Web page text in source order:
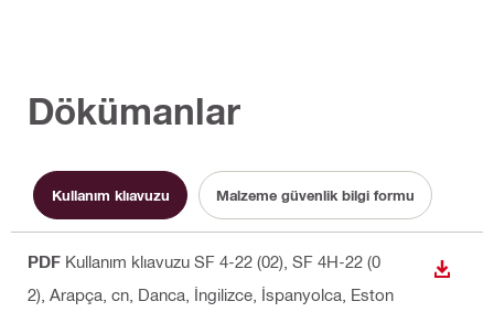
Dökümanlar
Kullanım klıavuzu Malzeme güvenlik bilgi formu
PDF Kullanım klıavuzu SF 4-22 (02), SF 4H-22 (0
2) , Arapça, cn, Danca, İngilizce, İspanyolca, Eston
İNDIR